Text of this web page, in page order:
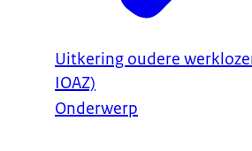
Uitkering oudere
IOAZ)
Onderwerp